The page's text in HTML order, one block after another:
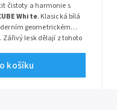
košíku
čistoty a harmonie s
White. Klasická bílá
geometrickém
Zářivý lesk dělají z tohoto
přírodního dřeva až po